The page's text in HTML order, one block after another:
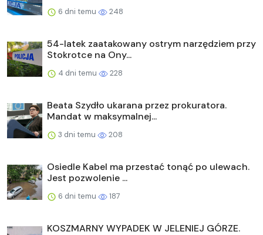
6 dni temu 248
54-latek zaatakowany ostrym narzędziem przy
Stokrotce na Ony...
4 dni temu 228
Beata Szydło ukarana przez prokuratora.
Mandat w maksymalnej...
3 dni temu 208
Osiedle Kabel ma przestać tonąć po ulewach.
Jest pozwolenie ...
6 dni temu 187
KOSZMARNY WYPADEK W JELENIEJ GÓRZE.